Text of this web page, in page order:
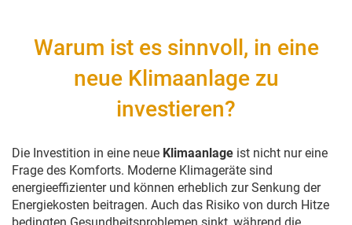
Warum ist es sinnvoll, in eine
neue Klimaanlage zu
investieren?
Die Investition in eine neue Klimaanlage ist nicht nur eine
Frage des Komforts. Moderne Klimageräte sind
energieeffizienter und können erheblich zur Senkung der
Energiekosten beitragen. Auch das Risiko von durch Hitze